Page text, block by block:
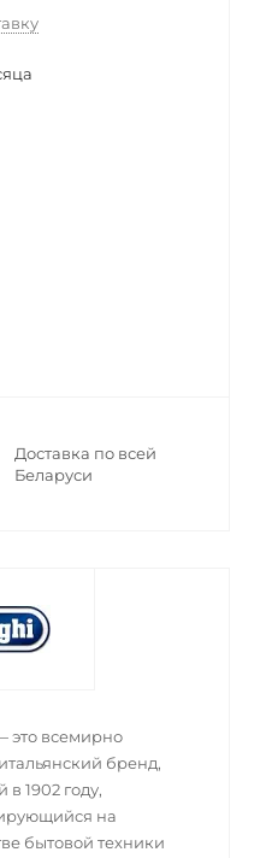
Доставка по всей
Беларуси
это всемирно
бренд,
1902 году,
на
бытовой техники